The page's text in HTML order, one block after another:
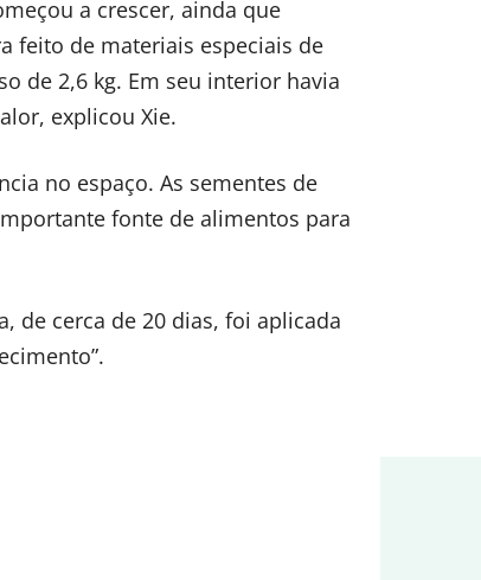
a crescer, ainda que
feito de materiais especiais de
de 2,6 kg. Em seu interior havia
explicou Xie.
no espaço. As sementes de
fonte de alimentos para
de cerca de 20 dias, foi aplicada